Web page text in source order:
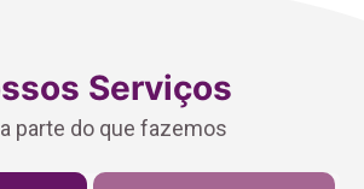
Serviços
parte do que fazemos